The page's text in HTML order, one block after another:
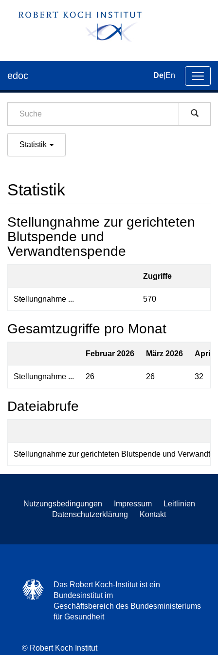
der
edoc De En
Statistik
Statistik
Stellungnahme zur gerichteten
Blutspende und
Verwandtenspende
Zugriffe
Stellungnahme ... 570
Gesamtzugriffe pro Monat
Februar 2026 März 2026 April
Stellungnahme ... 26 26 32
Dateiabrufe
Stellungnahme zur gerichteten Blutspende und
Nutzungsbedingungen Impressum
Leitlinien
Datenschutzerklärung
Kontakt
Das Robert Koch-Institut ist ein
Bundesinstitut im
Geschäftsbereich des Bundesministeriums
für Gesundheit
© Robert Koch Institut